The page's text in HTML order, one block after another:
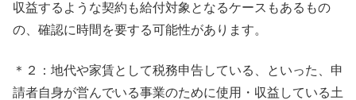
収益するような契約も給付対象となるケースもあるもの
の、確認に時間を要する可能性があります。
＊２：地代や家賃として税務申告している、といった、申
請者自身が営んでいる事業のために使用・収益している土